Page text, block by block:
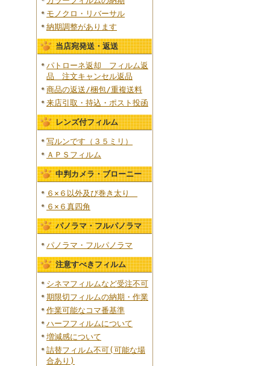
モノクロ・リバーサル
納期調整があります
当店宛発送・返送
パトローネ返却 フィルム返
品 注文キャンセル返品
商品の返送/梱包/重複送料
来店引取・持込・ポスト投函
レンズ付フィルム
写ルンです（３５ミリ）
ＡＰＳフィルム
中判カメラ・ブローニー
６×６以外及び巻き太り
６×６真四角
パノラマ・フルパノラマ
パノラマ・フルパノラマ
注意すべきフィルム
シネマフィルムなど受注不可
期限切フィルムの納期・作業
作業可能なコマ番基準
ハーフフィルムについて
増減感について
詰替フィルム不可(可能な場
合あり)